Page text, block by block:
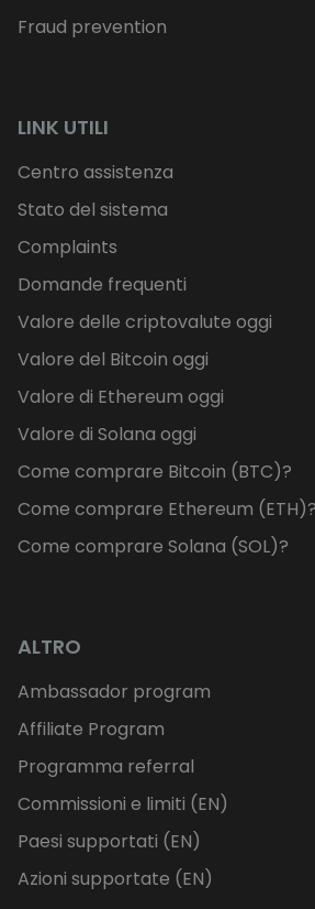
Fraud prevention
LINK UTILI
Centro assistenza
Stato del sistema
Complaints
Domande frequenti
Valore delle criptovalute oggi
Valore del Bitcoin oggi
Valore di Ethereum oggi
Valore di Solana oggi
Come comprare Bitcoin (BTC)?
Come comprare Ethereum (ETH)?
Come comprare Solana (SOL)?
ALTRO
Ambassador program
Affiliate Program
Programma referral
Commissioni e limiti (EN)
Paesi supportati (EN)
Azioni supportate (EN)